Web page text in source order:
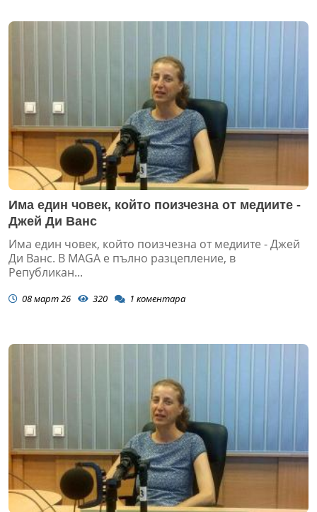
Има един човек, който поизчезна от медиите -
Джей Ди Ванс
Има един човек, който поизчезна от медиите - Джей
Ди Ванс. В MAGA е пълно разцепление, в
Републикан...
08 март 26 320 1 коментара